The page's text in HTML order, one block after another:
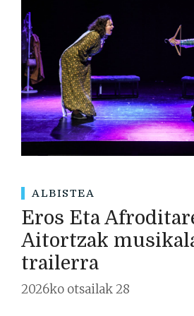
ALBISTEA
Eros Eta
Aitortzak
trailerra
2026ko otsailak 28